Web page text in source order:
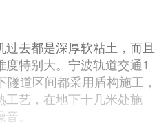
去都是深厚软粘土，而且
特别大。宁波轨道交通1
道区间都采用盾构施工，
艺，在地下十几米处施
。